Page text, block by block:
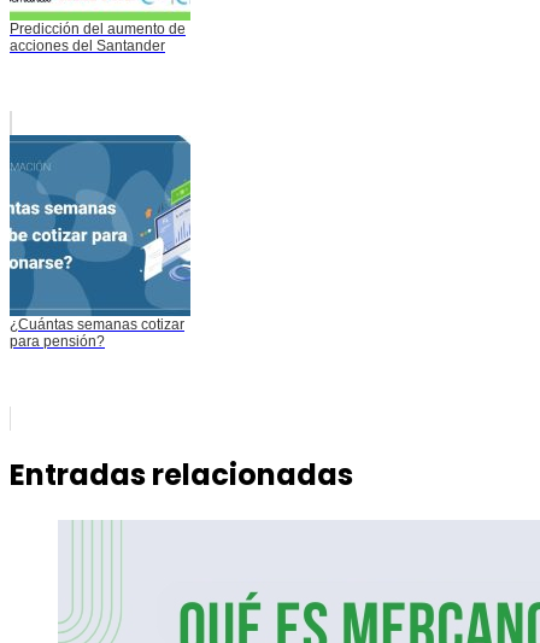
Predicción del aumento de
acciones del Santander
¿Cuántas semanas cotizar
para pensión?
Entradas relacionadas